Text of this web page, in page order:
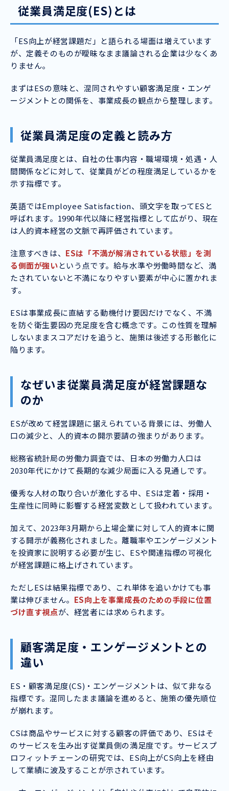
従業員満足度(ES)とは
「ES向上が経営課題だ」と語られる場面は増えています
が、定義そのものが曖昧なまま議論される企業は少なくあ
りません。
まずはESの意味と、混同されやすい顧客満足度・エンゲ
ージメントとの関係を、事業成長の観点から整理します。
従業員満足度の定義と読み方
従業員満足度とは、自社の仕事内容・職場環境・処遇・人
間関係などに対して、従業員がどの程度満足しているかを
示す指標です。
英語ではEmployee Satisfaction、頭文字を取ってESと
呼ばれます。1990年代以降に経営指標として広がり、現在
は人的資本経営の文脈で再評価されています。
注意すべきは、 ESは「不満が解消されている状態」を測
る側面が強いという点です。給与水準や労働時間など、満
たされていないと不満になりやすい要素が中心に置かれま
す。
ESは事業成長に直結する動機付け要因だけでなく、不満
を防ぐ衛生要因の充足度を含む概念です。この性質を理解
しないままスコアだけを追うと、施策は後述する形骸化に
陥ります。
なぜいま従業員満足度が経営課題な
のか
ESが改めて経営課題に据えられている背景には、労働人
口の減少と、人的資本の開示要請の強まりがあります。
総務省統計局の労働力調査では、日本の労働力人口は
2030年代にかけて長期的な減少局面に入る見通しです。
優秀な人材の取り合いが激化する中、ESは定着・採用・
生産性に同時に影響する経営変数として扱われています。
加えて、2023年3月期から上場企業に対して人的資本に関
する開示が義務化されました。離職率やエンゲージメント
を投資家に説明する必要が生じ、ESや関連指標の可視化
が経営課題に格上げされています。
ただしESは結果指標であり、これ単体を追いかけても事
業は伸びません。 ES向上を事業成長のための手段に位置
づけ直す視点が、経営者には求められます。
顧客満足度・エンゲージメントとの
違い
ES・顧客満足度(CS)・エンゲージメントは、似て非なる
指標です。混同したまま議論を進めると、施策の優先順位
が崩れます。
CSは商品やサービスに対する顧客の評価であり、ESはそ
のサービスを生み出す従業員側の満足度です。サービスプ
ロフィットチェーンの研究では、ES向上がCS向上を経由
して業績に波及することが示されています。